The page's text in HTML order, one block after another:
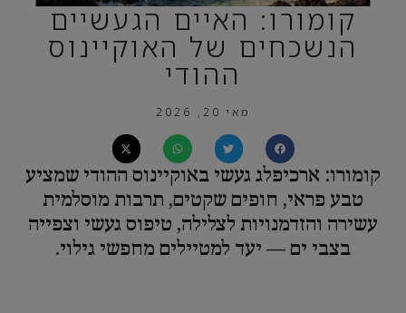
קומורו: האיים הגעשיים
הנשכחים של האוקיינוס
ההודי
מאי 20, 2026
קומורו: ארכיפלג געשי באוקיינוס ההודי שמציע
טבע פראי, חופים שקטים, תרבות מוסלמית
עשירה והזדמנויות לצלילה, טיפוס געשי וצפייה
בצבי ים — יעד למטיילים מחפשי גילוי.